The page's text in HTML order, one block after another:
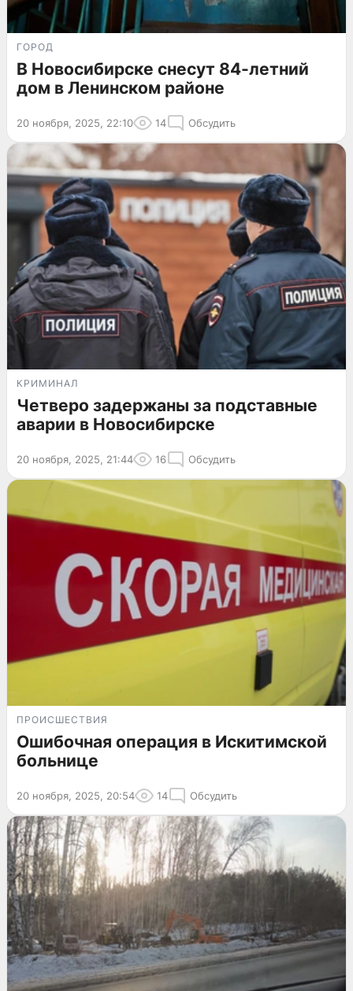
ГОРОД
В Новосибирске снесут 84-летний
дом в Ленинском районе
20 ноября, 2025, 22:10 14 Обсудить
КРИМИНАЛ
Четверо задержаны за подставные
аварии в Новосибирске
20 ноября, 2025, 21:44 16 Обсудить
ПРОИСШЕСТВИЯ
Ошибочная операция в Искитимской
больнице
20 ноября, 2025, 20:54 14 Обсудить